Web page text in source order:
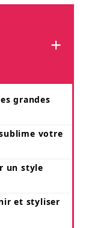
grandes
votre
un style
et styliser